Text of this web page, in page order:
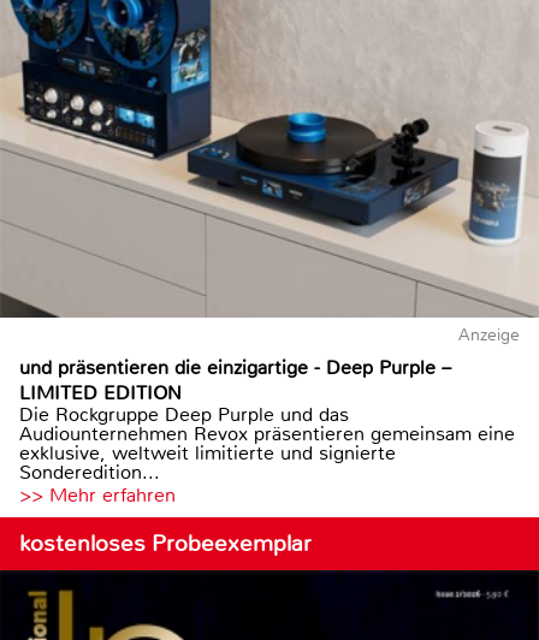
Anzeige
und präsentieren die einzigartige - Deep Purple –
LIMITED EDITION
Die Rockgruppe Deep Purple und das
Audiounternehmen Revox präsentieren gemeinsam eine
exklusive, weltweit limitierte und signierte
Sonderedition...
>> Mehr erfahren
kostenloses Probeexemplar